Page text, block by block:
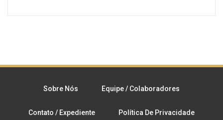
Sobre Nós Equipe / Colaboradores
Contato / Expediente Política De Privacidade